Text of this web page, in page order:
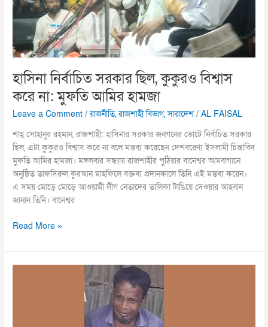
হাসিনা নির্বাচিত সরকার ছিল, কুকুরও বিশ্বাস
করে না: মুফতি আমির হামজা
Leave a Comment /রাজনীতি,রাজশাহী বিভাগ,সারাদেশ /AL FAISAL
শাহ্ সোহানুর রহমান, রাজশাহী: হাসিনার সরকার জনগনের ভোটে নির্বাচিত সরকার
ছিল, এটা কুকুরও বিশ্বাস করে না বলে মন্তব্য করেছেন দেশবরেণ্য ইসলামী চিন্তাবিদ
মুফতি আমির হামজা। মঙ্গলবার সন্ধ্যায় রাজশাহীর পুঠিয়ার বানেশ্বর আমবাগানে
অনুষ্ঠিত তাফসিরুল কুরআন মাহফিলে বক্তব্য প্রদানকালে তিনি এই মন্তব্য করেন।
এ সময় মোড়ে মোড়ে আওয়ামী লীগ নেতাদের তালিকা টাঙিয়ে দেওয়ার আহবান
জানান তিনি। বানেশ্বর
না:
মুফতি
হামজা
Read More »